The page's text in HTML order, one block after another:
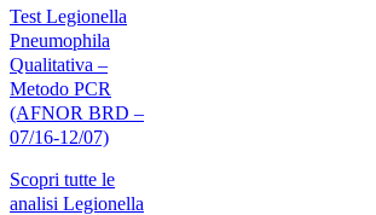
Test Legionella
Pneumophila
Qualitativa –
Metodo PCR
(AFNOR BRD –
07/16-12/07)
Scopri tutte le
analisi Legionella